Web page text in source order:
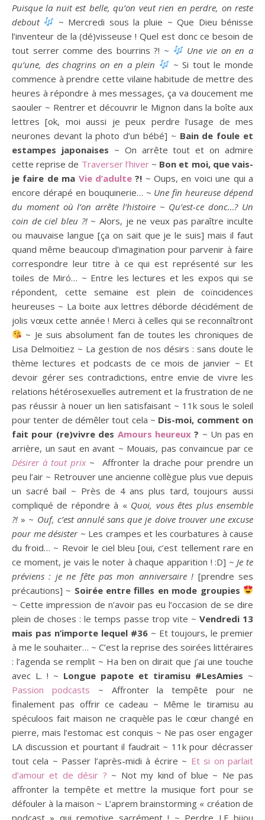
Puisque la nuit est belle, qu’on veut rien en perdre, on reste
debout
~ Mercredi sous la pluie ~ Que Dieu bénisse
l’inventeur de la (dé)visseuse ! Quel est donc ce besoin de
tout serrer comme des bourrins ?! ~
Une vie on en a
qu’une, des chagrins on en a plein
~ Si tout le monde
commence à prendre cette vilaine habitude de mettre des
heures à répondre à mes messages, ça va doucement me
saouler ~ Rentrer et découvrir le Mignon dans la boîte aux
lettres [ok, moi aussi je peux perdre l’usage de mes
neurones devant la photo d’un bébé] ~ Bain de foule et
estampes japonaises ~ On arrête tout et on admire
cette reprise de Traverser l’hiver~ Bon et moi, que vais-
je faire de ma Vie d’adulte?! ~ Oups, en voici une qui a
encore dérapé en bouquinerie… ~ Une fin heureuse dépend
du moment où l’on arrête l’histoire~ Qu’est-ce donc…? Un
coin de ciel bleu ?!~ Alors, je ne veux pas paraître inculte
ou mauvaise langue [ça on sait que je le suis] mais il faut
quand même beaucoup d’imagination pour parvenir à faire
correspondre leur titre à ce qui est représenté sur les
toiles de Miró… ~ Entre les lectures et les expos qui se
répondent, cette semaine est plein de coïncidences
heureuses ~ La boite aux lettres déborde décidément de
jolis vœux cette année ! Merci à celles qui se reconnaîtront
~ Je suis absolument fan de toutes les chroniques de
Lisa Delmoitiez ~ La gestion de nos désirs : sans doute le
thème lectures et podcasts de ce mois de janvier ~ Et
devoir gérer ses contradictions, entre envie de vivre les
relations hétérosexuelles autrement et la frustration de ne
pas réussir à nouer un lien satisfaisant ~ 11k sous le soleil
pour tenter de démêler tout cela ~ Dis-moi, comment on
fait pour (re)vivre des Amours heureux ? ~ Un pas en
arrière, un saut en avant ~ Mouais, pas convaincue par ce
Désirer à tout prix~ Affronter la drache pour prendre un
peu l’air ~ Retrouver une ancienne collègue plus vue depuis
un sacré bail ~ Près de 4 ans plus tard, toujours aussi
compliqué de répondre à « Quoi, vous êtes plus ensemble
?! » ~ Ouf, c’est annulé sans que je doive trouver une excuse
pour me désister~ Les crampes et les courbatures à cause
du froid… ~ Revoir le ciel bleu [oui, c’est tellement rare en
ce moment, je vais le noter à chaque apparition ! :D] ~ Je te
préviens : je ne fête pas mon anniversaire ! [prendre ses
précautions] ~ Soirée entre filles en mode groupies
~ Cette impression de n’avoir pas eu l’occasion de se dire
plein de choses : le temps passe trop vite ~ Vendredi 13
mais pas n’importe lequel #36 ~ Et toujours, le premier
à me le souhaiter… ~ C’est la reprise des soirées littéraires
: l’agenda se remplit ~ Ha ben on dirait que j’ai une touche
avec L. ! ~ Longue papote et tiramisu #LesAmies ~
Passion podcasts ~ Affronter la tempête pour ne
finalement pas offrir ce cadeau ~ Même le tiramisu au
spéculoos fait maison ne craquèle pas le cœur changé en
pierre, mais l’estomac est conquis ~ Ne pas oser engager
LA discussion et pourtant il faudrait ~ 11k pour décrasser
tout cela ~ Passer l’après-midi à écrire ~ Et si on parlait
d’amour et de désir ? ~ Not my kind of blue ~ Ne pas
affronter la tempête et mettre la musique fort pour se
défouler à la maison ~ L’aprem brainstorming « création de
podcast » qui remotive sacrément ! ~ Perdre LE bijou